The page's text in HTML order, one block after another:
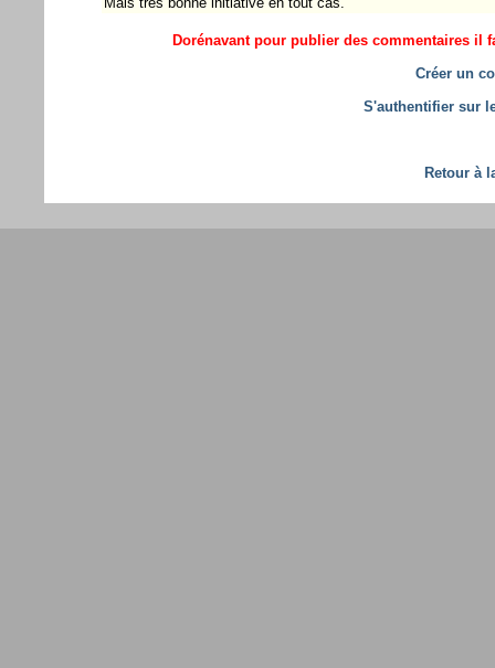
Dorénavant pour publier des commentaires il
Créer un
S'authentifier sur
Retour à